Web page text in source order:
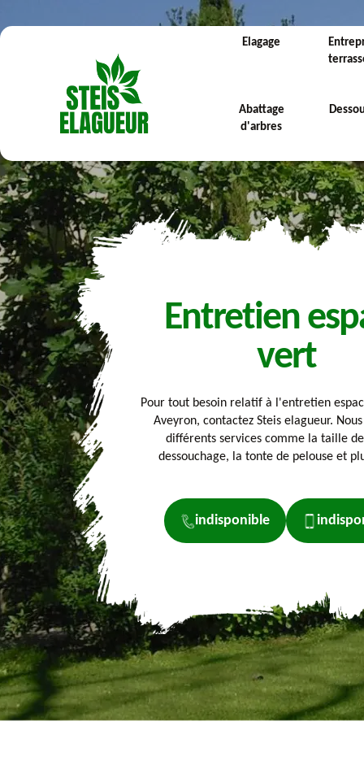
Elagage
Abattage
d'arbres
Entretien
vert
Pour tout besoin relatif à l'entretien
Aveyron, contactez Steis elagueur.
différents services comme la taille
dessouchage, la tonte de pelouse et
indisponible